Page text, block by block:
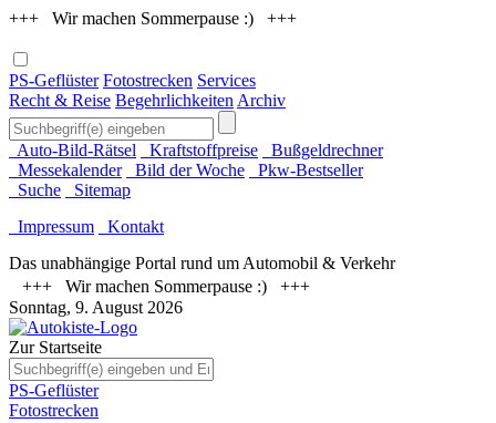
+++ Wir machen Sommerpause :) +++
PS-Geflüster Fotostrecken Services
Recht & Reise Begehrlichkeiten Archiv
Auto-Bild-Rätsel Kraftstoffpreise
Bußgeldrechner
Messekalender
Bild der Woche
Pkw-Bestseller
Suche
Sitemap
Impressum
Kontakt
Das unabhängige Portal rund um Automobil & Verkehr
+++ Wir machen Sommerpause :) +++
Sonntag, 9. August 2026
Zur Startseite
PS-Geflüster
Fotostrecken